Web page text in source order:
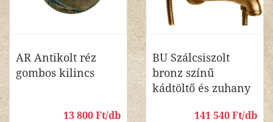
AR Antikolt réz
gombos kilincs
13 800 Ft/db
BU Szálcsiszolt
bronz színű
kádtöltő és zuhany
141 540 Ft/db